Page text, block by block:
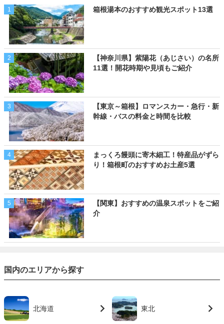
1 箱根湯本のおすすめ観光スポット13選
2
【神奈川県】紫陽花（あじさい）の名所
11選！開花時期や見頃もご紹介
3
【東京～箱根】ロマンスカー・急行・新
幹線・バスの料金と時間を比較
4
まっくろ饅頭に寄木細工！特産品がずら
り！箱根町のおすすめお土産5選
5
【関東】おすすめの温泉スポットをご紹
介
国内のエリアから探す
北海道 東北